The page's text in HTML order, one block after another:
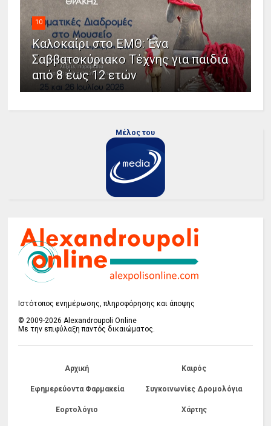
10
Καλοκαίρι στο ΕΜΘ: Ένα
Σαββατοκύριακο Τέχνης για παιδιά
από 8 έως 12 ετών
Μέλος του
Ιστότοπος ενημέρωσης, πληροφόρησης και άποψης
© 2009-2026 Alexandroupoli Online
Με την επιφύλαξη παντός δικαιώματος.
Αρχική Καιρός
Εφημερεύοντα Φαρμακεία Συγκοινωνίες Δρομολόγια
Εορτολόγιο Χάρτης